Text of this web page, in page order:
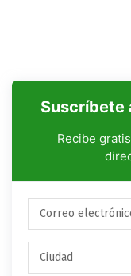
Suscríbete
Recibe